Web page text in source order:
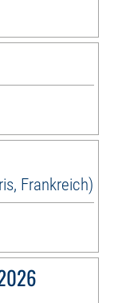
Frankreich)